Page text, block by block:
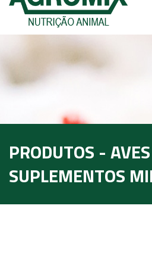
PRODUTOS - AVES
SUPLEMENTOS